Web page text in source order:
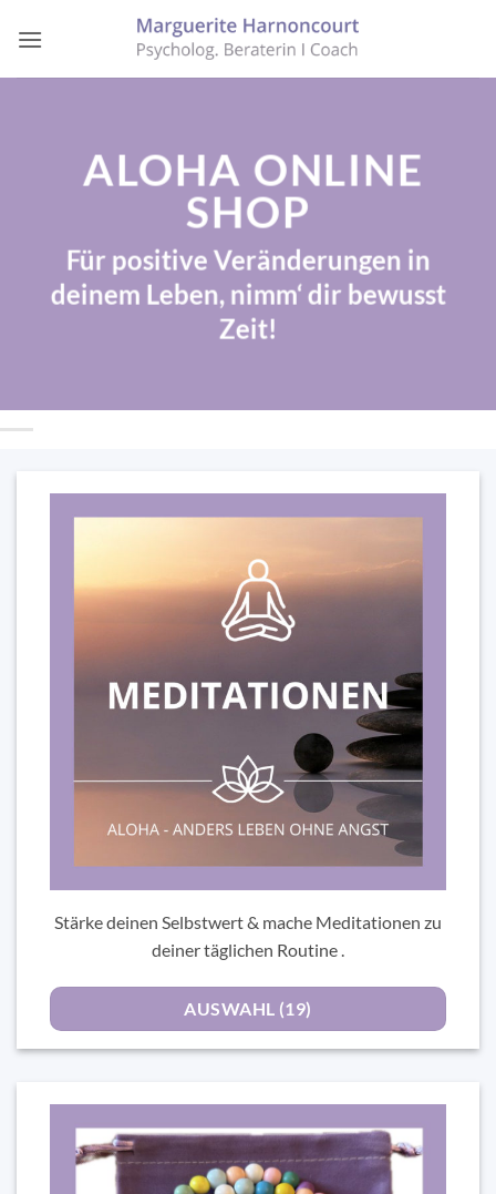
Inhalt
ALOHA ONLINE
SHOP
Für positive Veränderungen in
deinem Leben, nimm‘ dir bewusst
Zeit!
Stärke deinen Selbstwert & mache Meditationen zu
deiner täglichen Routine .
AUSWAHL (19)